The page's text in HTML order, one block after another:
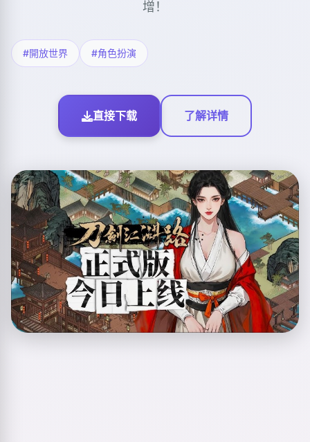
增！
#開放世界 #角色扮演
直接下载 了解详情